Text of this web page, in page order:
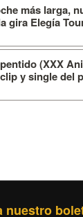
más larga,
gira Elegía
(XXX
y single del
nuestro